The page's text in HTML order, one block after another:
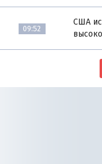
09:52
США